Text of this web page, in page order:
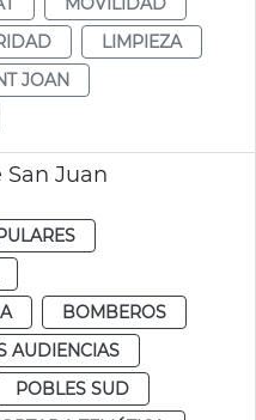
LIMPIEZA
JOAN
Juan
BOMBEROS
AUDIENCIAS
POBLES SUD